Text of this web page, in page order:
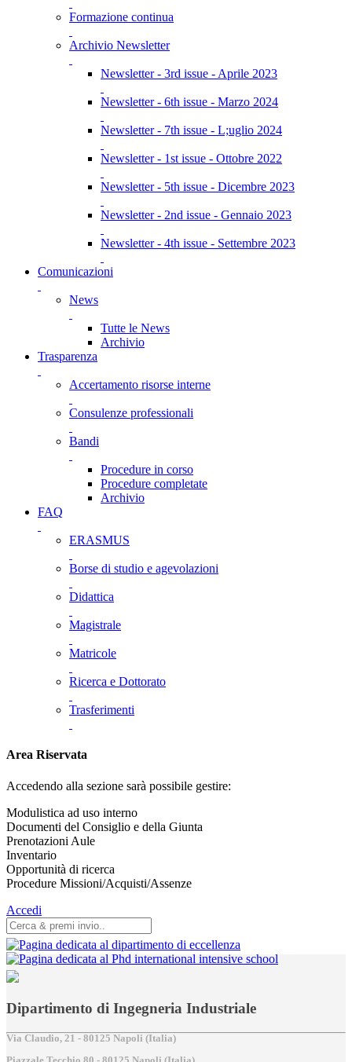
Formazione continua
Archivio Newsletter
Newsletter - 3rd issue - Aprile 2023
Newsletter - 6th issue - Marzo 2024
Newsletter - 7th issue - L;uglio 2024
Newsletter - 1st issue - Ottobre 2022
Newsletter - 5th issue - Dicembre 2023
Newsletter - 2nd issue - Gennaio 2023
Newsletter - 4th issue - Settembre 2023
Comunicazioni
News
Tutte le News
Archivio
Trasparenza
Accertamento risorse interne
Consulenze professionali
Bandi
Procedure in corso
Procedure completate
Archivio
FAQ
ERASMUS
Borse di studio e agevolazioni
Didattica
Magistrale
Matricole
Ricerca e Dottorato
Trasferimenti
Area Riservata
Accedendo alla sezione sarà possibile gestire:
Modulistica ad uso interno
Documenti del Consiglio e della Giunta
Prenotazioni Aule
Inventario
Opportunità di ricerca
Procedure Missioni/Acquisti/Assenze
Accedi
Dipartimento di Ingegneria Industriale
Via Claudio, 21 - 80125 Napoli (Italia)